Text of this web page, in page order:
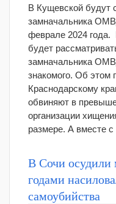
В Кущевской будут
замначальника
феврале 2024 года.
будет
замначальника
знакомого. Об
Краснодарскому
обвиняют в
организации
размере. А вместе
В Сочи
годами
самоубийства